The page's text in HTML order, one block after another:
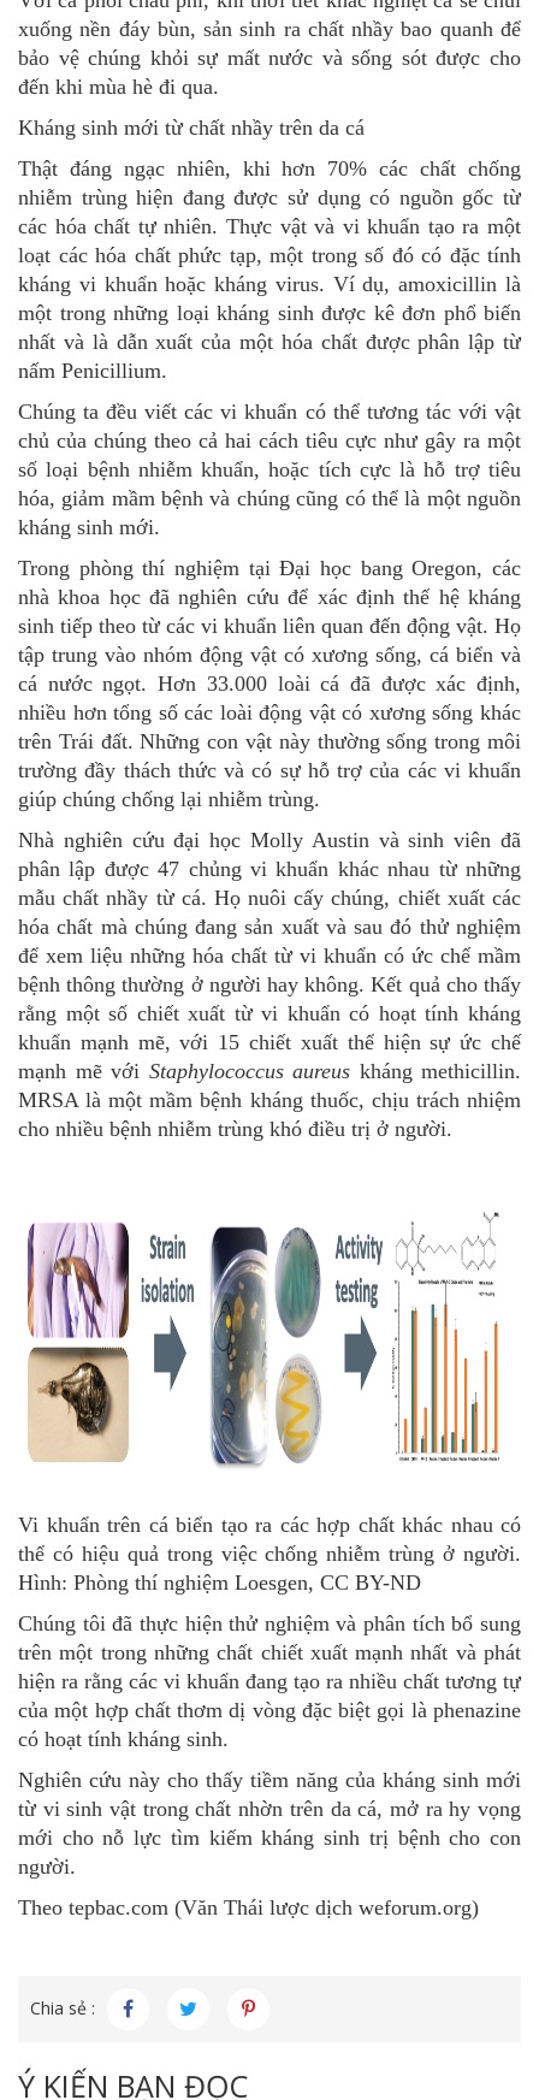
xuống nền đáy bùn, sản sinh ra chất nhầy bao quanh để
bảo vệ chúng khỏi sự mất nước và sống sót được cho
đến khi mùa hè đi qua.
Kháng sinh mới từ chất nhầy trên da cá
Thật đáng ngạc nhiên, khi hơn 70% các chất chống
nhiễm trùng hiện đang được sử dụng có nguồn gốc từ
các hóa chất tự nhiên. Thực vật và vi khuẩn tạo ra một
loạt các hóa chất phức tạp, một trong số đó có đặc tính
kháng vi khuẩn hoặc kháng virus. Ví dụ, amoxicillin là
một trong những loại kháng sinh được kê đơn phổ biến
nhất và là dẫn xuất của một hóa chất được phân lập từ
nấm Penicillium.
Chúng ta đều viết các vi khuẩn có thể tương tác với vật
chủ của chúng theo cả hai cách tiêu cực như gây ra một
số loại bệnh nhiễm khuẩn, hoặc tích cực là hỗ trợ tiêu
hóa, giảm mầm bệnh và chúng cũng có thể là một nguồn
kháng sinh mới.
Trong phòng thí nghiệm tại Đại học bang Oregon, các
nhà khoa học đã nghiên cứu để xác định thế hệ kháng
sinh tiếp theo từ các vi khuẩn liên quan đến động vật. Họ
tập trung vào nhóm động vật có xương sống, cá biển và
cá nước ngọt. Hơn 33.000 loài cá đã được xác định,
nhiều hơn tổng số các loài động vật có xương sống khác
trên Trái đất. Những con vật này thường sống trong môi
trường đầy thách thức và có sự hỗ trợ của các vi khuẩn
giúp chúng chống lại nhiễm trùng.
Nhà nghiên cứu đại học Molly Austin và sinh viên đã
phân lập được 47 chủng vi khuẩn khác nhau từ những
mẫu chất nhầy từ cá. Họ nuôi cấy chúng, chiết xuất các
hóa chất mà chúng đang sản xuất và sau đó thử nghiệm
để xem liệu những hóa chất từ vi khuẩn có ức chế mầm
bệnh thông thường ở người hay không. Kết quả cho thấy
rằng một số chiết xuất từ vi khuẩn có hoạt tính kháng
khuẩn mạnh mẽ, với 15 chiết xuất thể hiện sự ức chế
mạnh mẽ với Staphylococcus aureus kháng methicillin.
MRSA là một mầm bệnh kháng thuốc, chịu trách nhiệm
cho nhiều bệnh nhiễm trùng khó điều trị ở người.
Vi khuẩn trên cá biển tạo ra các hợp chất khác nhau có
thể có hiệu quả trong việc chống nhiễm trùng ở người.
Hình: Phòng thí nghiệm Loesgen, CC BY-ND
Chúng tôi đã thực hiện thử nghiệm và phân tích bổ sung
trên một trong những chất chiết xuất mạnh nhất và phát
hiện ra rằng các vi khuẩn đang tạo ra nhiều chất tương tự
của một hợp chất thơm dị vòng đặc biệt gọi là phenazine
có hoạt tính kháng sinh.
Nghiên cứu này cho thấy tiềm năng của kháng sinh mới
từ vi sinh vật trong chất nhờn trên da cá, mở ra hy vọng
mới cho nỗ lực tìm kiếm kháng sinh trị bệnh cho con
người.
Theo tepbac.com (Văn Thái lược dịch weforum.org)
Chia sẻ :
Ý KIẾN BẠN ĐỌC